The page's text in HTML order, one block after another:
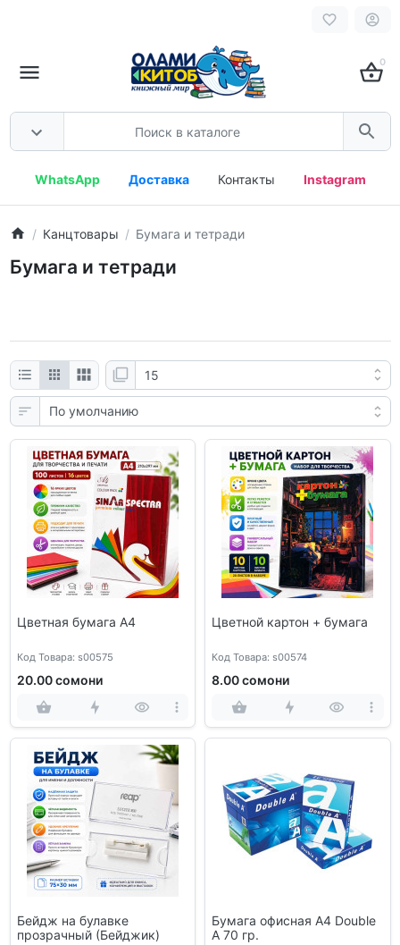
0
WhatsApp Доставка Контакты Instagram
Канцтовары Бумага и тетради
Бумага и тетради
Цветная бумага A4
Код Товара: s00575
20.00 сомони
Цветной картон + бумага
Код Товара: s00574
8.00 сомони
Бейдж на булавке
прозрачный (Бейджик)
Бумага офисная А4 Double
A 70 гр.